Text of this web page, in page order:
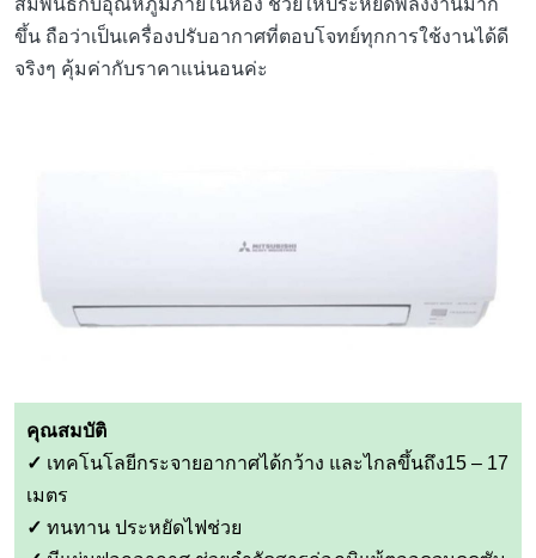
สัมพันธ์กับอุณหภูมิภายในห้อง ช่วยให้ประหยัดพลังงานมาก
ขึ้น ถือว่าเป็นเครื่องปรับอากาศที่ตอบโจทย์ทุกการใช้งานได้ดี
จริงๆ คุ้มค่ากับราคาแน่นอนค่ะ
คุณสมบัติ
✓ เทคโนโลยีกระจายอากาศได้กว้าง และไกลขึ้นถึง15 – 17
เมตร
✓ ทนทาน ประหยัดไฟช่วย